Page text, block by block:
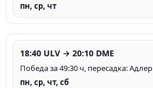
пн, ср, чт
18:40 ULV → 20:10 DME
Победа за 49:30 ч, пересадка: Адлер
пн, ср, чт, сб